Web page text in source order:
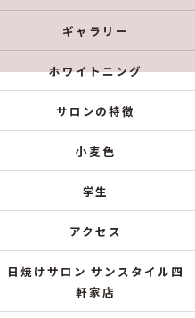
ギャラリー
ホワイトニング
サロンの特徴
小麦色
学生
アクセス
日焼けサロン サンスタイル四
軒家店